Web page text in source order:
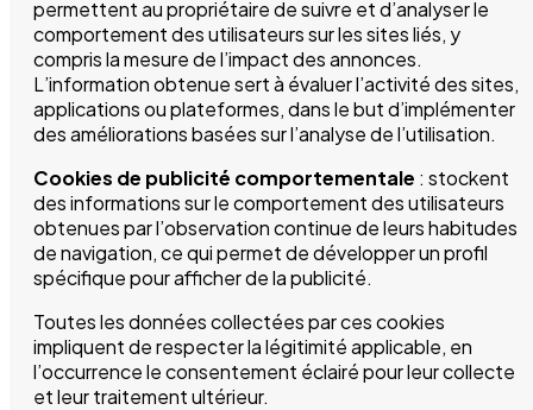
permettent au propriétaire de suivre et d’analyser le
comportement des utilisateurs sur les sites liés, y
compris la mesure de l’impact des annonces.
L’information obtenue sert à évaluer l’activité des sites,
applications ou plateformes, dans le but d’implémenter
des améliorations basées sur l’analyse de l’utilisation.
Cookies de publicité comportementale : stockent
des informations sur le comportement des utilisateurs
obtenues par l’observation continue de leurs habitudes
de navigation, ce qui permet de développer un profil
spécifique pour afficher de la publicité.
Toutes les données collectées par ces cookies
impliquent de respecter la légitimité applicable, en
l’occurrence le consentement éclairé pour leur collecte
et leur traitement ultérieur.